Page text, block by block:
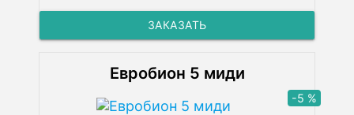
ЗАКАЗАТЬ
Евробион 5 миди
-5 %